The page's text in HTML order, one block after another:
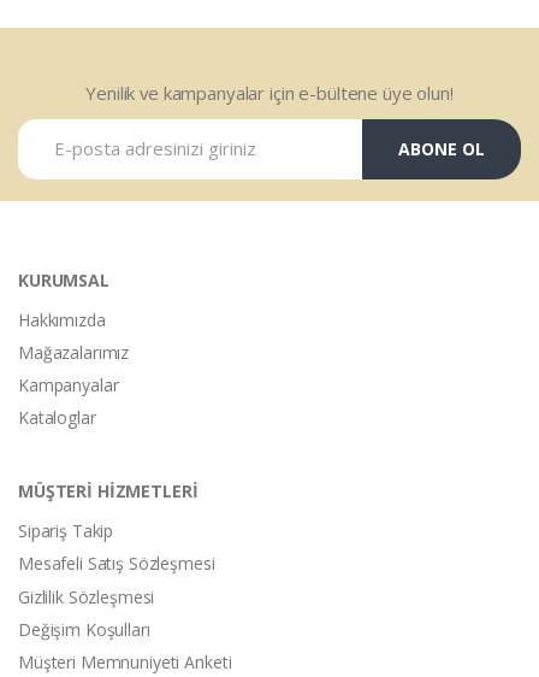
Yenilik ve kampanyalar için e-bültene üye olun!
ABONE OL
KURUMSAL
Hakkımızda
Mağazalarımız
Kampanyalar
Kataloglar
MÜŞTERİ HİZMETLERİ
Sipariş Takip
Mesafeli Satış Sözleşmesi
Gizlilik Sözleşmesi
Değişim Koşulları
Müşteri Memnuniyeti Anketi